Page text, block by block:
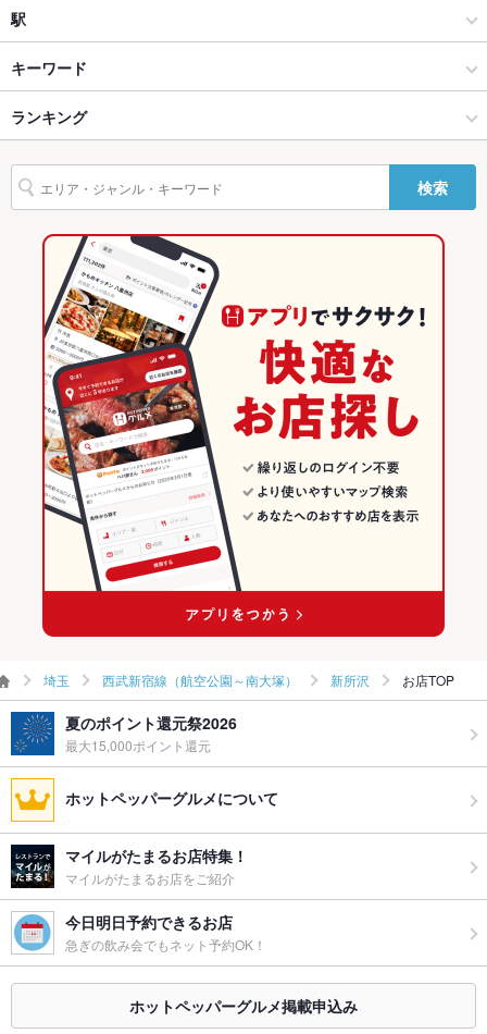
貸切 貸切不可 ：要相談
Wi-Fi あり
バリアフリ
なし
あり ：お店に要確認（2台まで）
その他設備 －
その他
飲み放題 あり ：コースご注文の方／6名～
食べ放題 なし
焼酎充実
お子様連れOK
グパーティ
－
中華全般
西武新宿線（航空公園～南大塚） × 中華
西武新宿線（航空公園～南大塚） × 中華全般
新所沢駅 × 中華
新所沢駅 × 中華全般
新所沢
新所沢 × 中華
新所沢 × 中華全般
埼玉
埼玉 × 中華
埼玉 × 中華全般
駅
新所沢駅
キーワード
手羽先 からあげ
チャーハン 麻婆豆腐 エビチリ
ランキング
埼玉のグルメランキング
埼玉の中華ランキング
埼玉の中華全般ランキング
西武新宿線（航空公園～南大塚）のグルメランキング
新所沢のグルメランキング
検索
埼玉 西武新宿線（航空公園～南大塚） 新所沢 お店TOP
夏のポイント還元祭2026
最大15,000ポイント還元
ホットペッパーグルメについて
マイルがたまるお店特集！
マイルがたまるお店をご紹介
今日明日予約できるお店
急ぎの飲み会でもネット予約OK！
ホットペッパーグルメ掲載申込み